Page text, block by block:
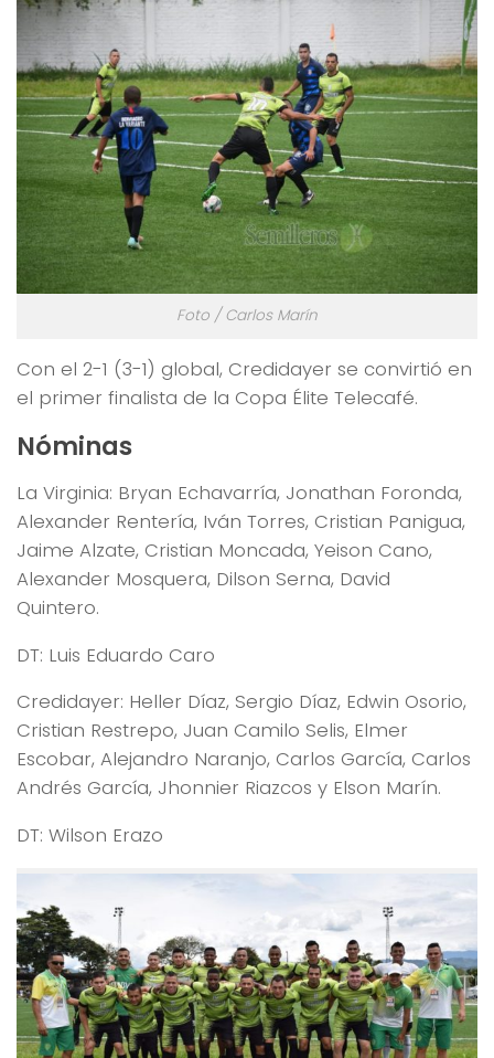
Foto / Carlos Marín
Con el 2-1 (3-1) global, Credidayer se convirtió en
el primer finalista de la Copa Élite Telecafé.
Nóminas
La Virginia: Bryan Echavarría, Jonathan Foronda,
Alexander Rentería, Iván Torres, Cristian Panigua,
Jaime Alzate, Cristian Moncada, Yeison Cano,
Alexander Mosquera, Dilson Serna, David
Quintero.
DT: Luis Eduardo Caro
Credidayer: Heller Díaz, Sergio Díaz, Edwin Osorio,
Cristian Restrepo, Juan Camilo Selis, Elmer
Escobar, Alejandro Naranjo, Carlos García, Carlos
Andrés García, Jhonnier Riazcos y Elson Marín.
DT: Wilson Erazo